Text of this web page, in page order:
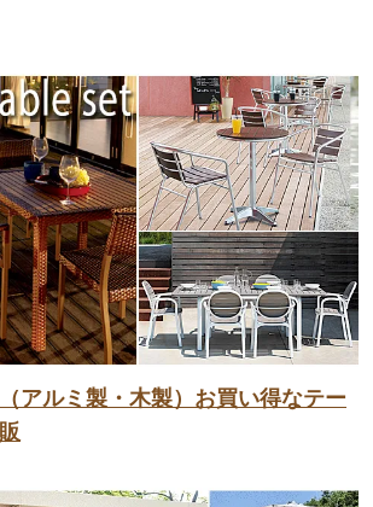
アルミ製・木製）お買い得なテー